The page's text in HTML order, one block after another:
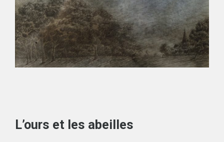
L’ours et les abeilles